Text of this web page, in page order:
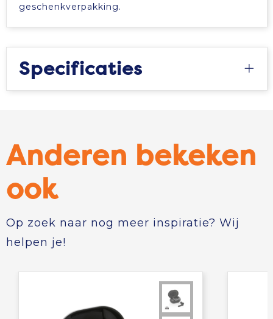
geschenkverpakking.
Specificaties
Anderen bekeken
ook
Op zoek naar nog meer inspiratie? Wij
helpen je!